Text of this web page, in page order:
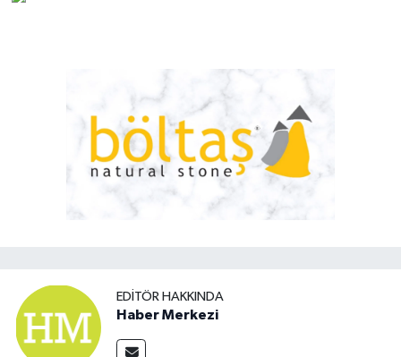
EDITÖR HAKKINDA
Haber Merkezi